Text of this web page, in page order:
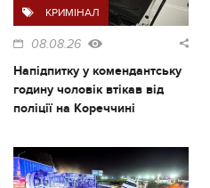
КРИМІНАЛ
08.08.26
Напідпитку у комендантську
годину чоловік втікав від
поліції на Кореччині